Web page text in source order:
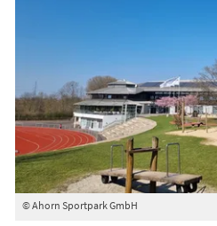
© Ahorn Sportpark GmbH